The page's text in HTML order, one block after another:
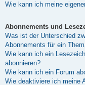
Wie kann ich meine
Abonnements und
Was ist der Unterschied
Abonnements für ein
Wie kann ich ein
abonnieren?
Wie kann ich ein Forum
Wie deaktiviere ich meine